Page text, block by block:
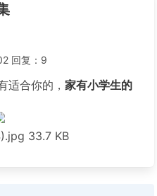
回复：9
适合你的， 家有小学生的
33.7 KB